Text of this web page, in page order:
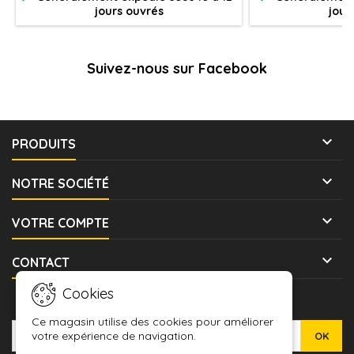
jours ouvrés
Suivez-nous sur Facebook
PRODUITS 
NOTRE SOCIÉTÉ 
VOTRE COMPTE 
CONTACT 
Cookies
Ce magasin utilise des cookies pour améliorer
votre expérience de navigation.
LETTRE D'INFORMATIONS